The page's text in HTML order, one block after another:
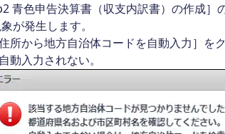
青色申告決算書（収支内訳書）の作成
が発生します。
所から地方自治体コードを自動入力］を
動入力されない。